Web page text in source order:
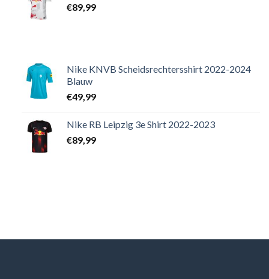
€89,99
Nike KNVB Scheidsrechtersshirt 2022-2024
Blauw
€49,99
Nike RB Leipzig 3e Shirt 2022-2023
€89,99